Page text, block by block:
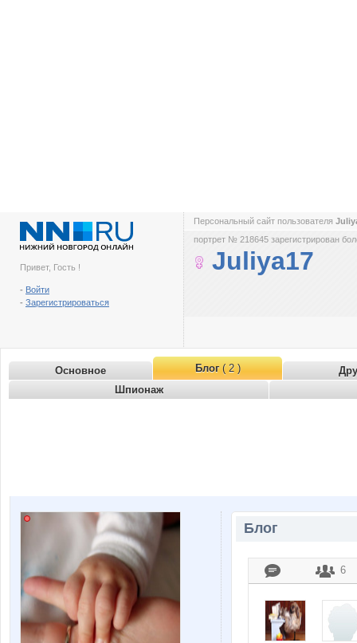
Привет, Гость !
- Войти
- Зарегистрироваться
Персональный сайт пользователя
портрет № 218645 зарегистрирован
Juliya17
Основное Блог( 2 )
Шпионаж
Блог
6